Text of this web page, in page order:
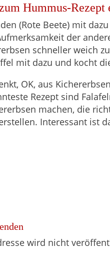
Hummus-Rezept
(Rote Beete) mit
der
schneller weich
mit dazu und kocht
OK, aus
Rezept sind
machen, die
Interessant ist
wird nicht